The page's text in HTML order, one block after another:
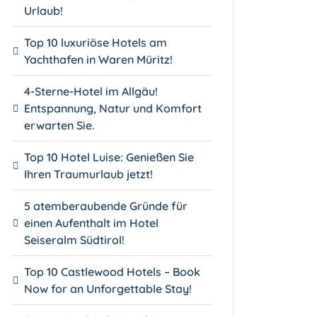
Urlaub!
Top 10 luxuriöse Hotels am
Yachthafen in Waren Müritz!
4-Sterne-Hotel im Allgäu!
Entspannung, Natur und Komfort
erwarten Sie.
Top 10 Hotel Luise: Genießen Sie
Ihren Traumurlaub jetzt!
5 atemberaubende Gründe für
einen Aufenthalt im Hotel
Seiseralm Südtirol!
Top 10 Castlewood Hotels – Book
Now for an Unforgettable Stay!